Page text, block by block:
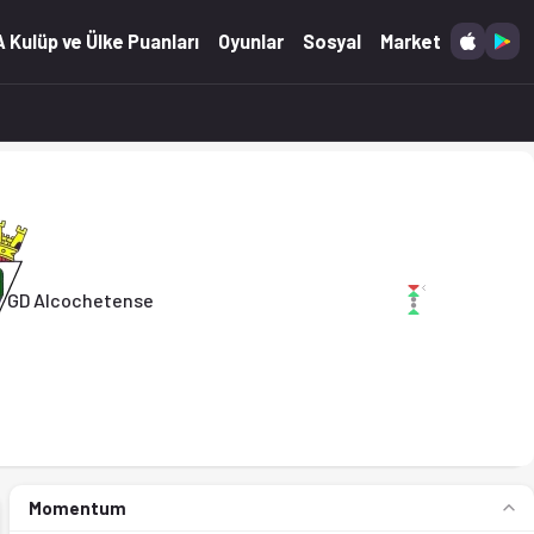
Kulüp ve Ülke Puanları Oyunlar Sosyal Market
GD Alcochetense
Momentum